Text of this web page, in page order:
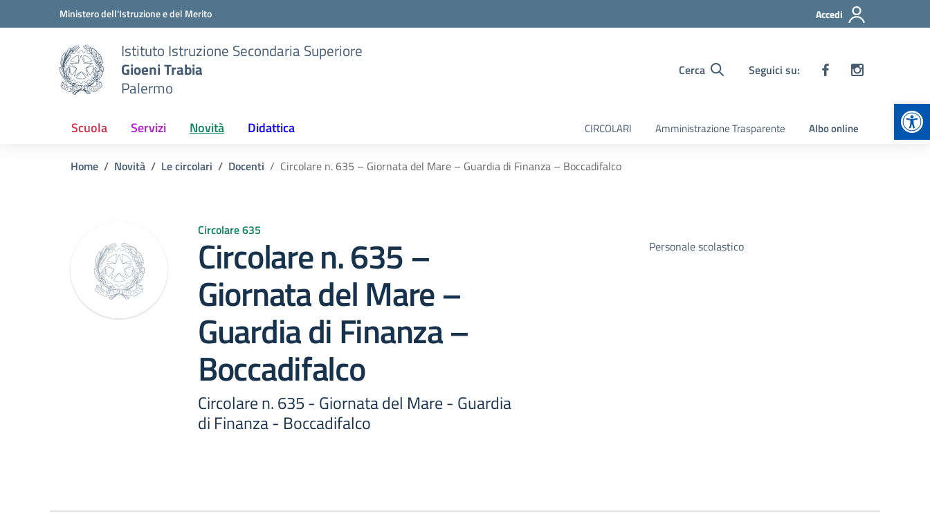
Vai ai contenuti
Vai al menu di navigazioneMinistero dell'Istruzione e del Merito Accedi
Istituto Istruzione Secondaria Superiore
Gioeni Trabia
Palermo
Cerca Seguici su:
Scuola Servizi Novità Didattica CIRCOLARI Amministrazione Trasparente Albo online
Home Novità Le circolari Docenti Circolare n. 635 – Giornata del Mare – Guardia di Finanza – Boccadifalco
Circolare 635
Circolare n. 635 –
Giornata del Mare –
Guardia di Finanza –
Boccadifalco
Circolare n. 635 - Giornata del Mare - Guardia
di Finanza - Boccadifalco
Personale scolastico